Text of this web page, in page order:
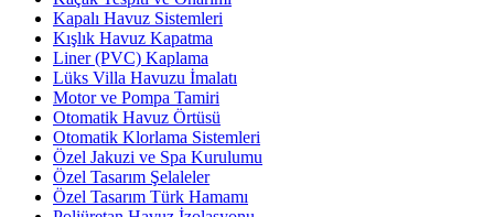
Kapalı Havuz Sistemleri
Kışlık Havuz Kapatma
Liner (PVC) Kaplama
Lüks Villa Havuzu İmalatı
Motor ve Pompa Tamiri
Otomatik Havuz Örtüsü
Otomatik Klorlama Sistemleri
Özel Jakuzi ve Spa Kurulumu
Özel Tasarım Şelaleler
Özel Tasarım Türk Hamamı